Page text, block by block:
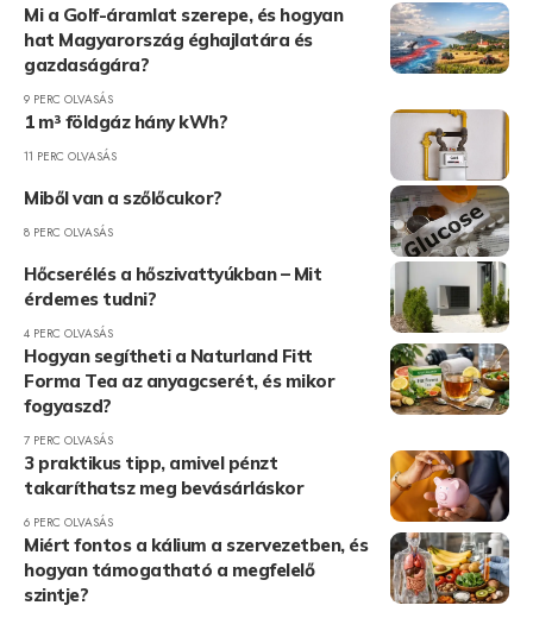
Mi a Golf-áramlat szerepe, és hogyan
hat Magyarország éghajlatára és
gazdaságára?
9 PERC OLVASÁS
1 m³ földgáz hány kWh?
11 PERC OLVASÁS
Miből van a szőlőcukor?
8 PERC OLVASÁS
Hőcserélés a hőszivattyúkban – Mit
érdemes tudni?
4 PERC OLVASÁS
Hogyan segítheti a Naturland Fitt
Forma Tea az anyagcserét, és mikor
fogyaszd?
7 PERC OLVASÁS
3 praktikus tipp, amivel pénzt
takaríthatsz meg bevásárláskor
6 PERC OLVASÁS
Miért fontos a kálium a szervezetben, és
hogyan támogatható a megfelelő
szintje?